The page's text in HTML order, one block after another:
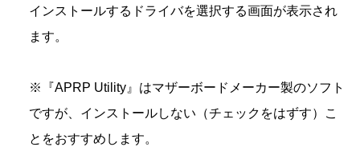
インストールするドライバを選択する画面が表示され
ます。
※『APRP Utility』はマザーボードメーカー製のソフト
ですが、インストールしない（チェックをはずす）こ
とをおすすめします。